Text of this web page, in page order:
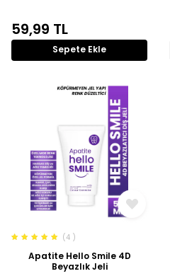
59,99 TL
Sepete Ekle
(4 )
Apatite Hello Smile 4D
Beyazlık Jeli